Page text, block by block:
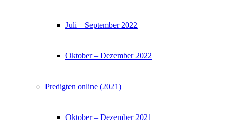
Juli – September 2022
Oktober – Dezember 2022
Predigten online (2021)
Oktober – Dezember 2021